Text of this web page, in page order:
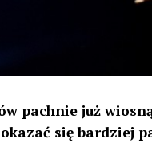
pachnie już
się bardziej